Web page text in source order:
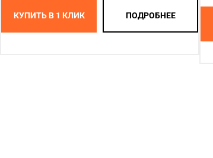
КУПИТЬ В 1 КЛИК ПОДРОБНЕЕ